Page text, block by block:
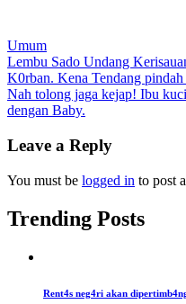
Umum
Post
navigation
Lembu Sado Undang
K0rban. Kena Tendang pindah
Nah tolong jaga kejap! Ibu
dengan Baby.
Leave a Reply
You must be logged in to post
Trending Posts
Rent4s neg4ri akan